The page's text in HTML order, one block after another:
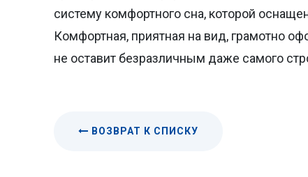
систему комфортного сна, которой
Комфортная, приятная на вид, грамотно
не оставит безразличным даже самого
ВОЗВРАТ К СПИСКУ